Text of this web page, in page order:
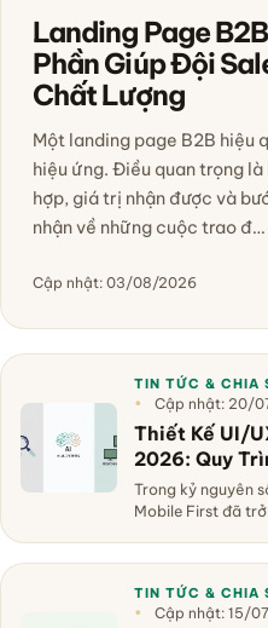
Landing Page
Phần Giúp Đội
Chất Lượng
Một landing page B2B hiệu
hiệu ứng. Điều quan trọng
hợp, giá trị nhận được và
nhận về những cuộc trao đ…
Cập nhật: 03/08/2026
TIN TỨC & CHIA
Cập nhật: 20/
Thiết Kế UI/
2026: Quy
Wireframe
Trong kỷ nguyên
Mobile First đã
TIN TỨC & CHIA
Cập nhật: 15/